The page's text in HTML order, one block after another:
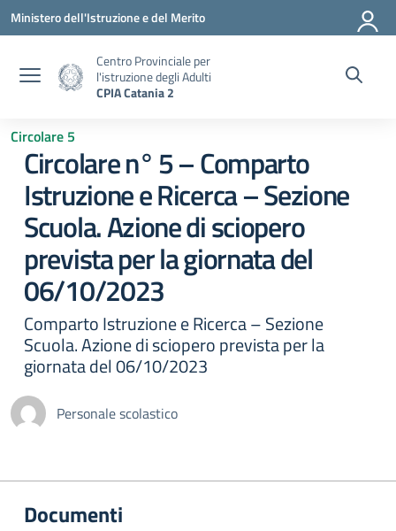
Vai ai contenuti
Vai al menu di navigazione
Vai al footer
Ministero dell'Istruzione e del Merito
Centro Provinciale per
l'istruzione degli Adulti
CPIA Catania 2
Circolare 5
Circolare n° 5 – Comparto
Istruzione e Ricerca – Sezione
Scuola. Azione di sciopero
prevista per la giornata del
06/10/2023
Comparto Istruzione e Ricerca – Sezione
Scuola. Azione di sciopero prevista per la
giornata del 06/10/2023
Personale scolastico
Documenti